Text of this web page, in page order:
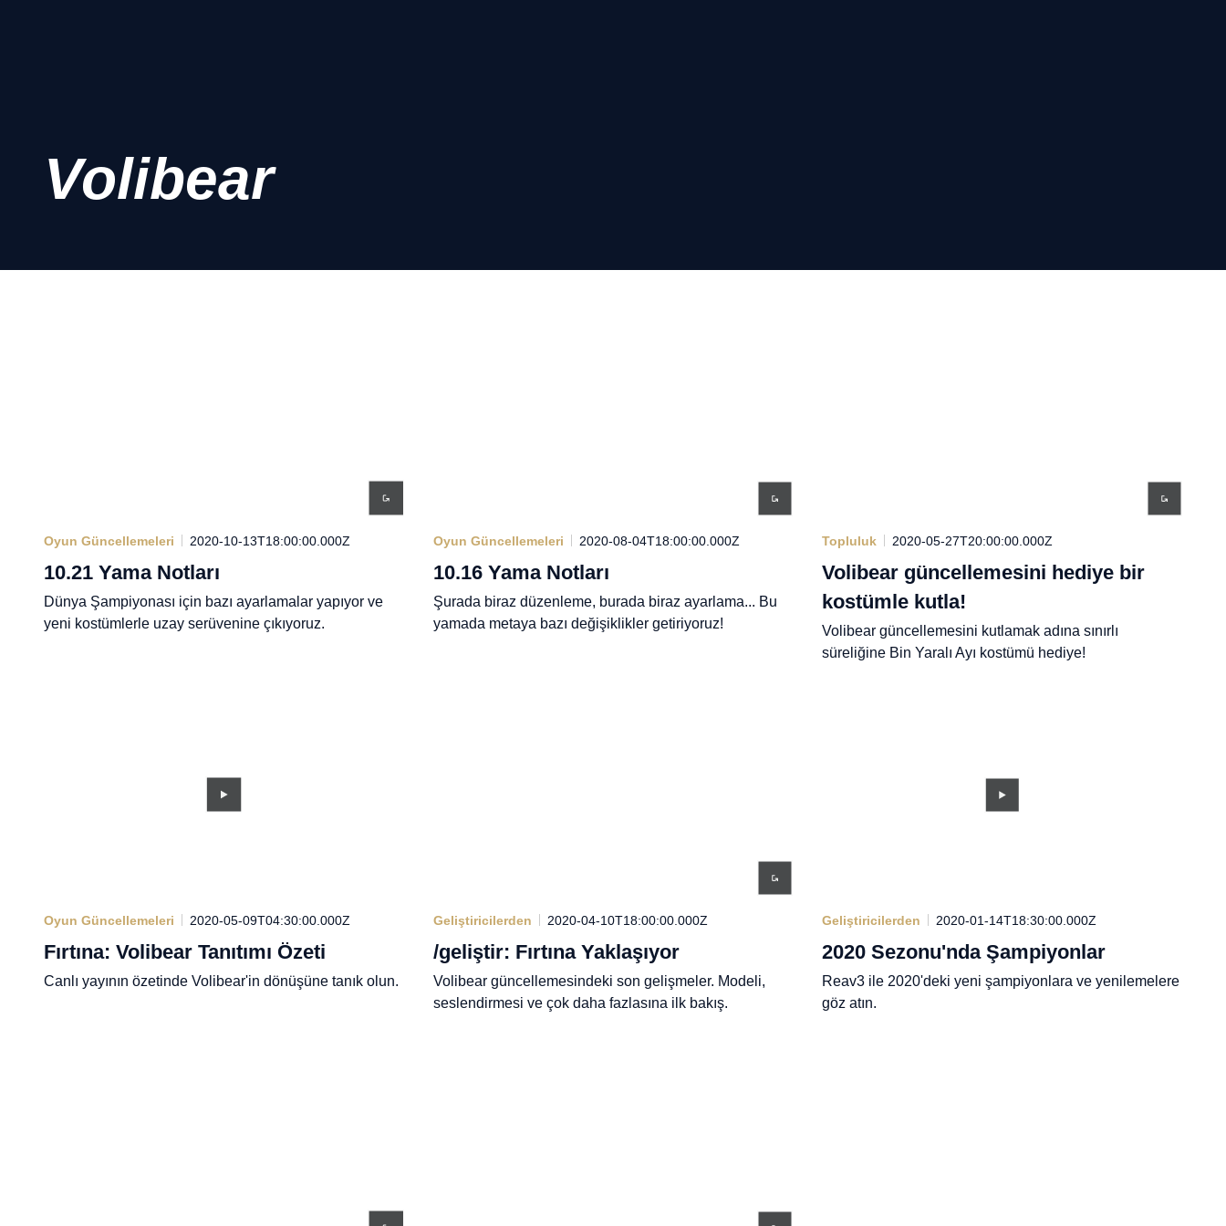
Volibear
Oyun Güncellemeleri 2020-10-13T18:00:00.000Z
10.21 Yama Notları
Dünya Şampiyonası için bazı ayarlamalar yapıyor ve
yeni kostümlerle uzay serüvenine çıkıyoruz.
Oyun Güncellemeleri 2020-08-04T18:00:00.000Z
10.16 Yama Notları
Şurada biraz düzenleme, burada biraz ayarlama... Bu
yamada metaya bazı değişiklikler getiriyoruz!
Topluluk 2020-05-27T20:00:00.000Z
Volibear güncellemesini hediye bir
kostümle kutla!
Volibear güncellemesini kutlamak adına sınırlı
süreliğine Bin Yaralı Ayı kostümü hediye!
Oyun Güncellemeleri 2020-05-09T04:30:00.000Z
Fırtına: Volibear Tanıtımı Özeti
Canlı yayının özetinde Volibear'in dönüşüne tanık olun.
Geliştiricilerden 2020-04-10T18:00:00.000Z
/geliştir: Fırtına Yaklaşıyor
Volibear güncellemesindeki son gelişmeler. Modeli,
seslendirmesi ve çok daha fazlasına ilk bakış.
Geliştiricilerden 2020-01-14T18:30:00.000Z
2020 Sezonu'nda Şampiyonlar
Reav3 ile 2020'deki yeni şampiyonlara ve yenilemelere
göz atın.